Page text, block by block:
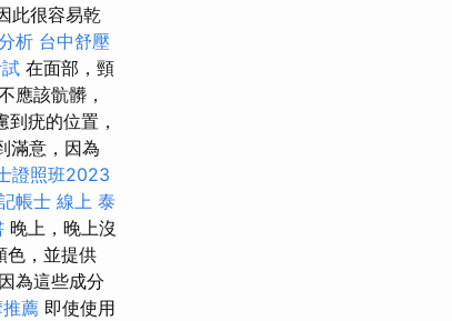
此很容易乾
析 台中舒壓
在面部，頸
應該骯髒，
到疣的位置，
滿意，因為
證照班2023
帳士 線上 泰
晚上，晚上沒
色，並提供
為這些成分
薦 即使使用